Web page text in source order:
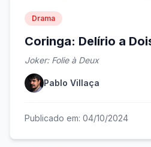
Drama
Coringa: Delírio a
Joker: Folie à Deux
Pablo Villaça
Publicado em: 04/10/2024